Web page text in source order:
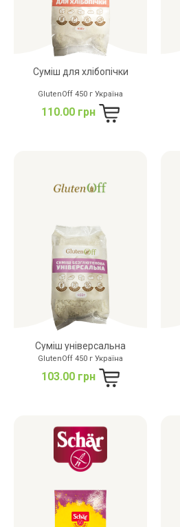
Суміш для хлібопічки
GlutenOff 450 г Україна
110.00 грн
Суміш універсальна
GlutenOff 450 г Україна
103.00 грн